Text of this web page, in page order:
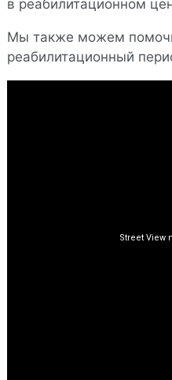
в реабилитационном
Мы также можем
реабилитационный